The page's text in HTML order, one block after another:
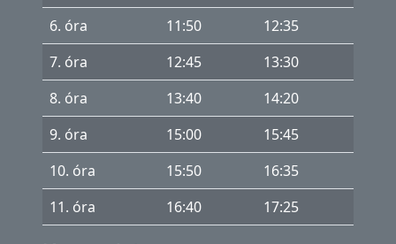
6. óra
11:50
12:35
7. óra
12:45
13:30
8. óra
13:40
14:20
9. óra
15:00
15:45
10. óra
15:50
16:35
11. óra
16:40 17:25